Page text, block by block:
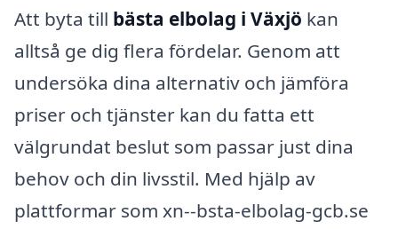
Att byta till bästa elbolag i Växjö kan
alltså ge dig flera fördelar. Genom att
undersöka dina alternativ och jämföra
priser och tjänster kan du fatta ett
välgrundat beslut som passar just dina
behov och din livsstil. Med hjälp av
plattformar som xn--bsta-elbolag-gcb.se